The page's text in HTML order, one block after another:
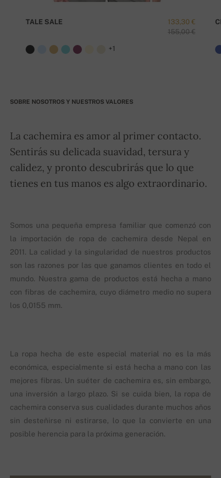
133,30 €
155,00 €
TALE SALE
+1
SOBRE NOSOTROS Y NUESTROS VALORES
La cachemira es amor al primer contacto.
Sentirás su delicada suavidad, tersura y
calidez, y pronto descubrirás que lo que
tienes en tus manos es algo extraordinario.
Somos una pequeña empresa familiar que comenzó con
la importación de ropa de cachemira desde Nepal en
2011. La calidad y la singularidad de nuestros productos
son las razones por las que ganamos clientes en todo el
mundo. Nuestra gama de productos está hecha a mano
con fibras de cachemira, cuyo diámetro medio no supera
los 0,0155 mm.
La ropa hecha de este especial material no es la más
económica, especialmente si está hecha a mano con las
mejores fibras. Un suéter de cachemira es, sin embargo,
una inversión a largo plazo. Si se cuida bien, la ropa de
cachemira conserva sus cualidades durante muchos años
sin desteñirse ni estirarse, lo que la convierte en una
posible herencia para la próxima generación.